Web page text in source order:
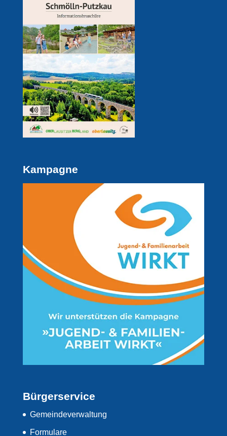
Kampagne
Bürgerservice
Gemeindeverwaltung
Formulare